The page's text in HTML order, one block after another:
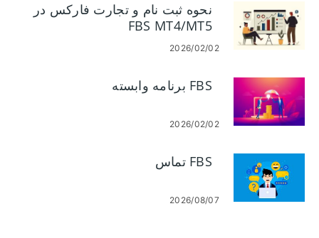
نحوه ثبت نام و تجارت فارکس در
FBS MT4/MT5
2026/02/02
FBS برنامه وابسته
2026/02/02
FBS تماس
2026/08/07